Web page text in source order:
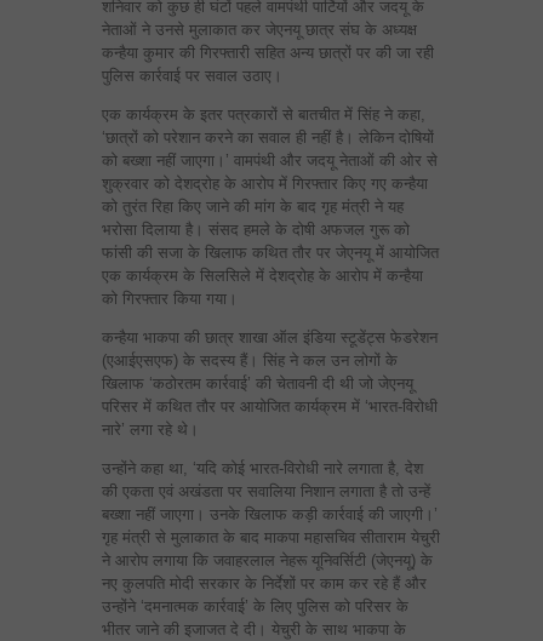
शनिवार को कुछ ही घंटों पहले वामपंथी पार्टियों और जदयू के
नेताओं ने उनसे मुलाकात कर जेएनयू छात्र संघ के अध्यक्ष
कन्हैया कुमार की गिरफ्तारी सहित अन्य छात्रों पर की जा रही
पुलिस कार्रवाई पर सवाल उठाए।
एक कार्यक्रम के इतर पत्रकारों से बातचीत में सिंह ने कहा,
‘छात्रों को परेशान करने का सवाल ही नहीं है। लेकिन दोषियों
को बख्शा नहीं जाएगा।’ वामपंथी और जदयू नेताओं की ओर से
शुक्रवार को देशद्रोह के आरोप में गिरफ्तार किए गए कन्हैया
को तुरंत रिहा किए जाने की मांग के बाद गृह मंत्री ने यह
भरोसा दिलाया है। संसद हमले के दोषी अफजल गुरू को
फांसी की सजा के खिलाफ कथित तौर पर जेएनयू में आयोजित
एक कार्यक्रम के सिलसिले में देशद्रोह के आरोप में कन्हैया
को गिरफ्तार किया गया।
कन्हैया भाकपा की छात्र शाखा ऑल इंडिया स्टूडेंट्स फेडरेशन
(एआईएसएफ) के सदस्य हैं। सिंह ने कल उन लोगों के
खिलाफ ‘कठोरतम कार्रवाई’ की चेतावनी दी थी जो जेएनयू
परिसर में कथित तौर पर आयोजित कार्यक्रम में ‘भारत-विरोधी
नारे’ लगा रहे थे।
उन्होंने कहा था, ‘यदि कोई भारत-विरोधी नारे लगाता है, देश
की एकता एवं अखंडता पर सवालिया निशान लगाता है तो उन्हें
बख्शा नहीं जाएगा। उनके खिलाफ कड़ी कार्रवाई की जाएगी।’
गृह मंत्री से मुलाकात के बाद माकपा महासचिव सीताराम येचुरी
ने आरोप लगाया कि जवाहरलाल नेहरू यूनिवर्सिटी (जेएनयू) के
नए कुलपति मोदी सरकार के निर्देशों पर काम कर रहे हैं और
उन्होंने ‘दमनात्मक कार्रवाई’ के लिए पुलिस को परिसर के
भीतर जाने की इजाजत दे दी। येचुरी के साथ भाकपा के